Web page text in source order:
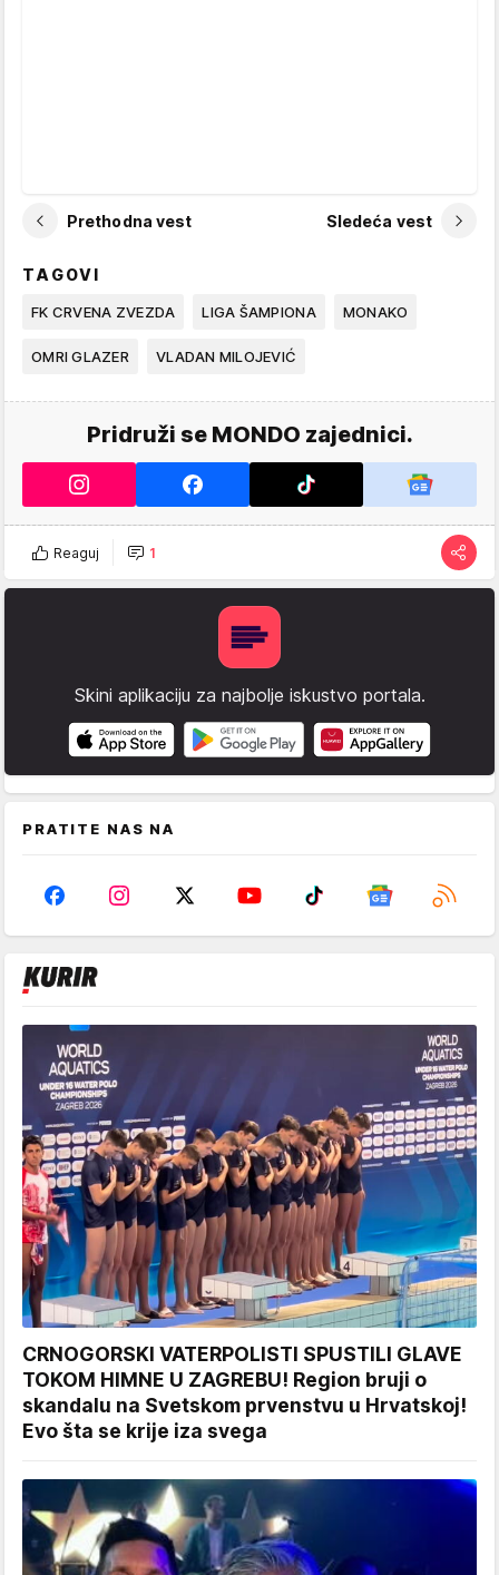
Prethodna vest Sledeća vest
TAGOVI
FK CRVENA ZVEZDA LIGA ŠAMPIONA MONAKO
OMRI GLAZER VLADAN MILOJEVIĆ
Pridruži se MONDO zajednici.
Reaguj 1
Skini aplikaciju za najbolje iskustvo portala.
PRATITE NAS NA
CRNOGORSKI VATERPOLISTI SPUSTILI GLAVE
TOKOM HIMNE U ZAGREBU! Region bruji o
skandalu na Svetskom prvenstvu u Hrvatskoj!
Evo šta se krije iza svega